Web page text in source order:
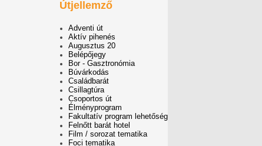
Útjellemző
Adventi út
Aktív pihenés
Augusztus 20
Belépőjegy
Bor - Gasztronómia
Búvárkodás
Családbarát
Csillagtúra
Csoportos út
Élményprogram
Fakultatív program lehetőség
Felnőtt barát hotel
Film / sorozat tematika
Foci tematika